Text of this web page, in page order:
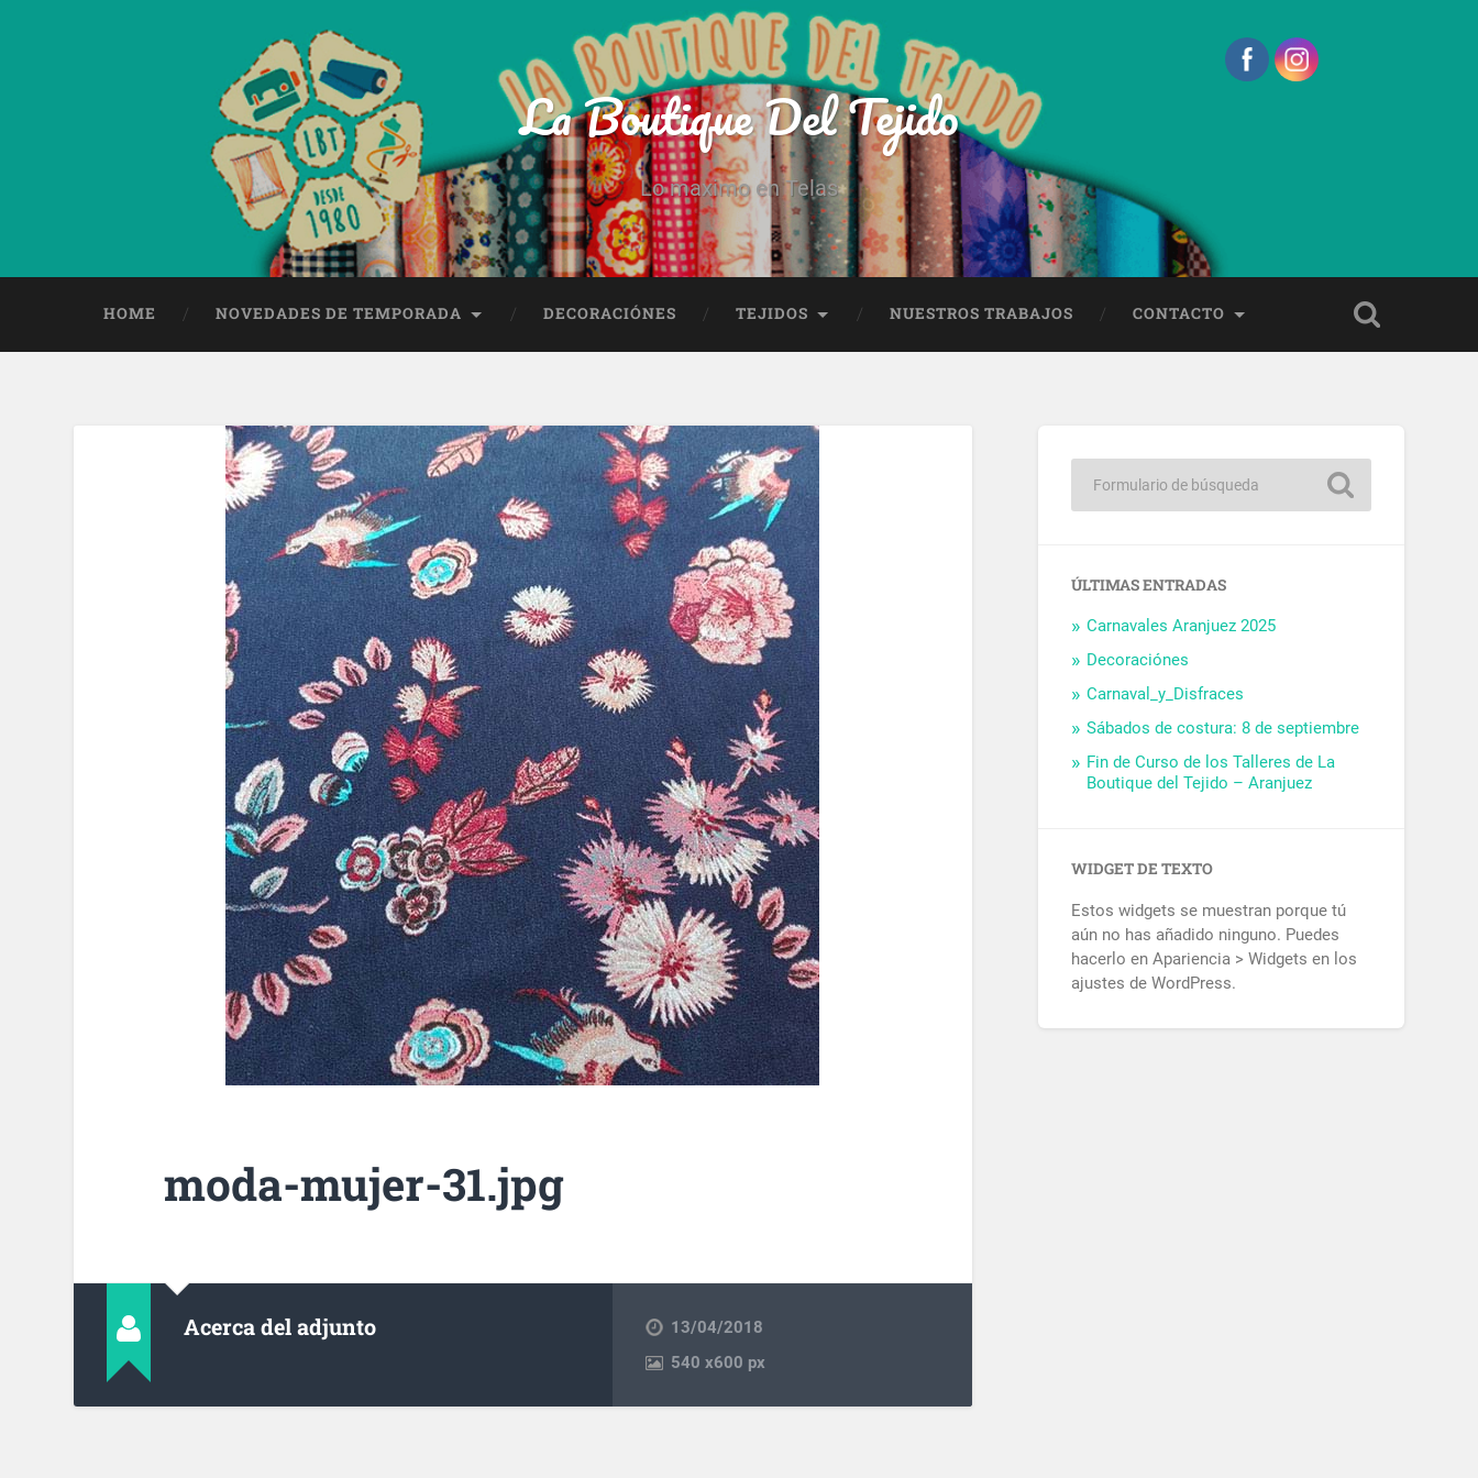
La Boutique Del Tejido
Lo maximo en Telas
HOME NOVEDADES DE TEMPORADA DECORACIÓNES TEJIDOS NUESTROS TRABAJOS CONTACTO
moda-mujer-31.jpg
Acerca del adjunto
13/04/2018
540x600 px
ÚLTIMAS ENTRADAS
Carnavales Aranjuez 2025
Decoraciónes
Carnaval_y_Disfraces
Sábados de costura: 8 de septiembre
Fin de Curso de los Talleres de La
Boutique del Tejido – Aranjuez
WIDGET DE TEXTO
Estos widgets se muestran porque tú
aún no has añadido ninguno. Puedes
hacerlo en Apariencia > Widgets en los
ajustes de WordPress.